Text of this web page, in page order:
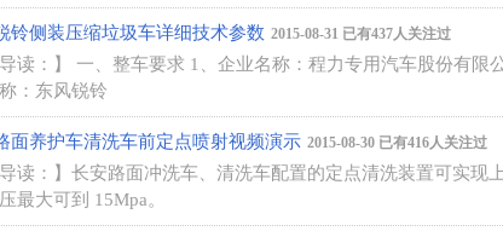
铃侧装压缩垃圾车详细技术参数 2015-08-31 已有437人关注过
读：】
一、整车要求 1、企业名称：程力专用汽车股份有限
：东风锐铃
面养护车清洗车前定点喷射视频演示 2015-08-30 已有416人关注过
读：】 长安路面冲洗车、清洗车配置的定点清洗装置可实现
最大可到 15Mpa。